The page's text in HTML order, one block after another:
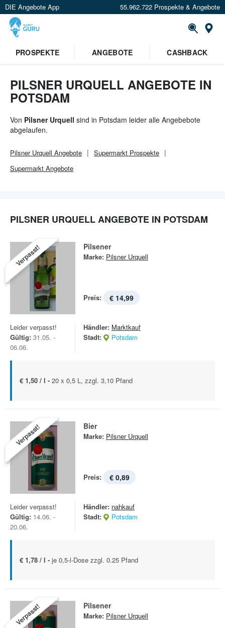
DIE Angebote App 55.962.722 Prospekte & Angebote
PROSPEKTE ANGEBOTE CASHBACK
PILSNER URQUELL ANGEBOTE IN
POTSDAM
Von Pilsner Urquell sind in Potsdam leider alle Angebebote
abgelaufen.
Pilsner Urquell Angebote Supermarkt Prospekte
Supermarkt Angebote
PILSNER URQUELL ANGEBOTE IN POTSDAM
Verpasst! Pilsener
Marke: Pilsner Urquell
Preis: € 14,99
Leider verpasst!
Gültig: 31.05. -
06.06.
Händler: Marktkauf
Stadt:
Potsdam
€ 1,50 / l - 20 x 0,5 L, zzgl. 3,10 Pfand
Verpasst! Bier
Marke: Pilsner Urquell
Preis: € 0,89
Leider verpasst!
Gültig: 14.06. -
20.06.
Händler: nahkauf
Stadt:
Potsdam
€ 1,78 / l - je 0,5-l-Dose zzgl. 0.25 Pfand
Verpasst! Pilsener
Marke: Pilsner Urquell